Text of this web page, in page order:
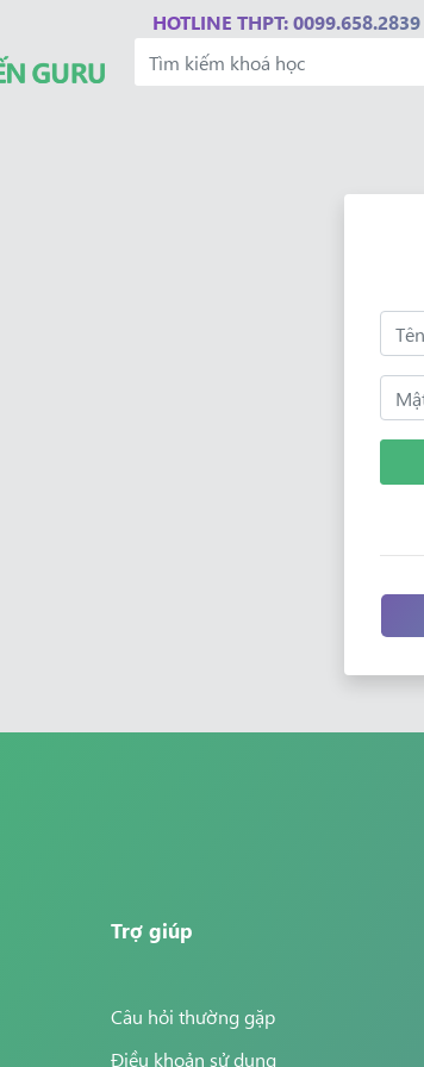
HOTLINE THPT: 0099.658.2839
Trợ giúp
Câu hỏi thường gặp
Điều khoản sử dụng